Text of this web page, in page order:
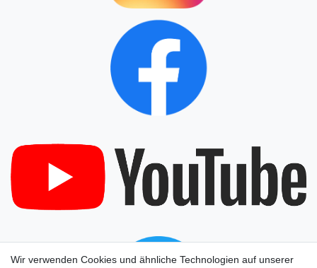
Wir verwenden Cookies und ähnliche Technologien auf unserer